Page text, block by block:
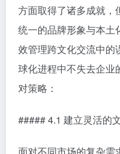
方面取得了诸多成就，
统一的品牌形象与本土
效管理跨文化交流中的
球化进程中不失去企业
对策略：
##### 4.1 建立灵活的